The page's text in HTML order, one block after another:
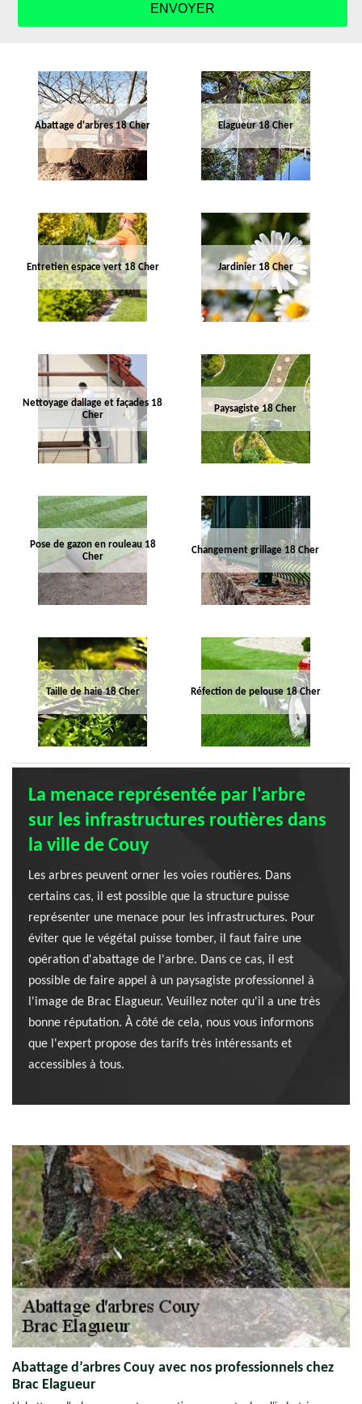
Abattage d'arbres 18 Cher Elagueur 18 Cher
Entretien espace vert 18 Cher Jardinier 18 Cher
Nettoyage dallage et façades 18
Cher
Paysagiste 18 Cher
Pose de gazon en rouleau 18
Cher
Changement grillage 18 Cher
Taille de haie 18 Cher Réfection de pelouse 18 Cher
La menace représentée par l'arbre
sur les infrastructures routières dans
la ville de Couy
Les arbres peuvent orner les voies routières. Dans
certains cas, il est possible que la structure puisse
représenter une menace pour les infrastructures. Pour
éviter que le végétal puisse tomber, il faut faire une
opération d'abattage de l'arbre. Dans ce cas, il est
possible de faire appel à un paysagiste professionnel à
l'image de Brac Elagueur. Veuillez noter qu'il a une très
bonne réputation. À côté de cela, nous vous informons
que l'expert propose des tarifs très intéressants et
accessibles à tous.
Abattage d’arbres Couy avec nos professionnels chez
Brac Elagueur